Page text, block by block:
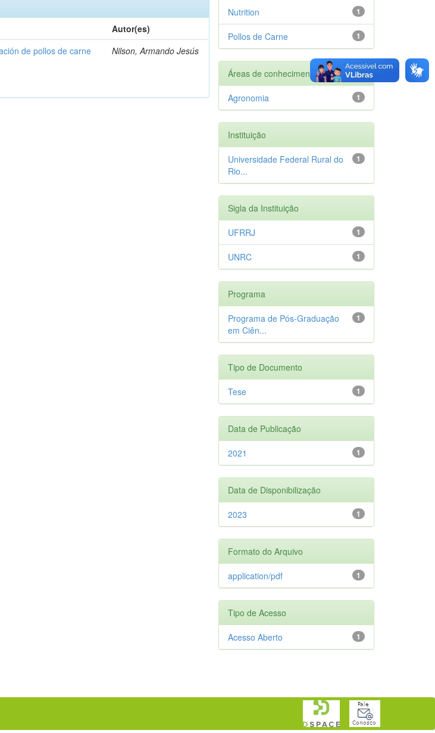
Autor(es)
de pollos de carne Nilson, Armando Jesús
1
Nutrition
1
Pollos de Carne
Áreas de conhecimento
1
Agronomia
Instituição
1
Universidade Federal Rural do
Rio...
Sigla da Instituição
1
UFRRJ
1
UNRC
Programa
1
Programa de Pós-Graduação
em Ciên...
Tipo de Documento
1
Tese
Data de Publicação
1
2021
Data de Disponibilização
1
2023
Formato do Arquivo
1
application/pdf
Tipo de Acesso
1
Acesso Aberto